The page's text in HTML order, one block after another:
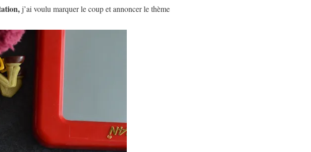
j’ai voulu marquer le coup et annoncer le thème